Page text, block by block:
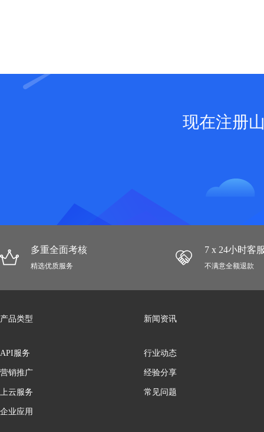
现在注册
多重全面考核
精选优质服务
7 x 24小时客
不满意全额退款
产品类型
API服务
营销推广
上云服务
企业应用
新闻资讯
行业动态
经验分享
常见问题